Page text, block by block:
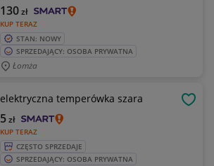
KUP TERAZ
130zł
STAN: NOWY
SPRZEDAJĄCY: OSOBA PRYWATNA
Łomża
elektryczna temperówka szara
KUP TERAZ
5zł
CZĘSTO SPRZEDAJE
SPRZEDAJĄCY: OSOBA PRYWATNA